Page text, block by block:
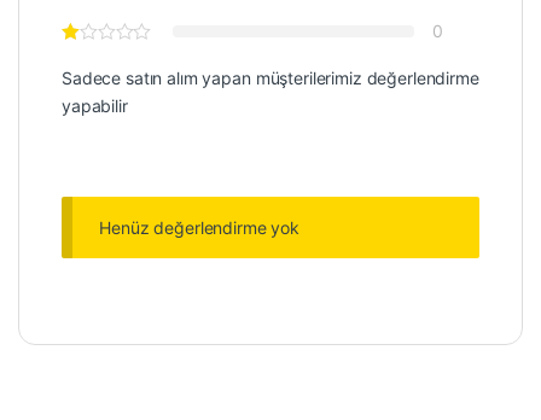
0
Sadece satın alım yapan müşterilerimiz değerlendirme
yapabilir
Henüz değerlendirme yok